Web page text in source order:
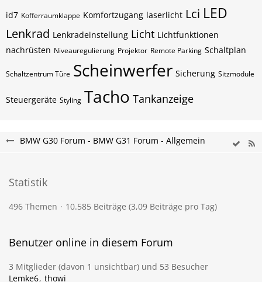
id7 Kofferraumklappe Komfortzugang laserlicht Lci LED
Lenkrad Lenkradeinstellung Licht Lichtfunktionen
nachrüsten Niveauregulierung Projektor Remote Parking Schaltplan
Schaltzentrum Türe Scheinwerfer Sicherung Sitzmodule
Steuergeräte Styling Tacho Tankanzeige
BMW G30 Forum - BMW G31 Forum - Allgemein
Statistik
496 Themen 10.585 Beiträge (3,09 Beiträge pro Tag)
Benutzer online in diesem Forum
3 Mitglieder (davon 1 unsichtbar) und 53 Besucher
Lemke6 thowi